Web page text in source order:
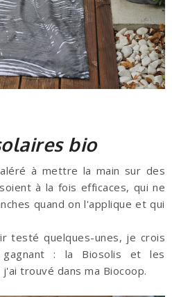
bio
à mettre la main sur des
à la fois efficaces, qui ne
quand on l'applique et qui
testé quelques-unes, je crois
: la Biosolis et les
trouvé dans ma Biocoop.